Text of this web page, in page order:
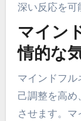
深い反応を可
マイン
情的な
マインドフル
己調整を高め
させます。マ